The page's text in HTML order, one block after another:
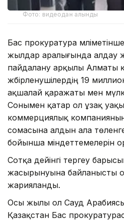
Фото: видеодан алынды
Бас прокуратура
жылдар аралығында алдау
пайдалану арқылы Алматы
жәбірленушілердің 19
ақшалай қаражаты мен
Сонымен қатар ол ұзақ
коммерциялық
сомасына алдын ала
бойынша міндеттемелерін
Сотқа дейінгі тергеу
жасырынуына байланысты
жарияланды.
Осы жылы ол Сауд
Қазақстан Бас